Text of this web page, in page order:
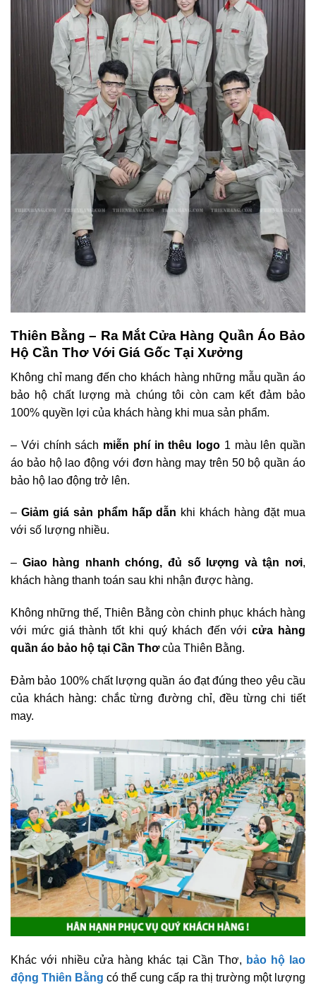
Thiên Bằng – Ra Mắt Cửa Hàng Quần Áo Bảo
Hộ Cần Thơ Với Giá Gốc Tại Xưởng
Không chỉ mang đến cho khách hàng những mẫu quần áo
bảo hộ chất lượng mà chúng tôi còn cam kết đảm bảo
100% quyền lợi của khách hàng khi mua sản phẩm.
– Với chính sách miễn phí in thêu logo 1 màu lên quần
áo bảo hộ lao động với đơn hàng may trên 50 bộ quần áo
bảo hộ lao động trở lên.
– Giảm giá sản phẩm hấp dẫn khi khách hàng đặt mua
với số lượng nhiều.
– Giao hàng nhanh chóng, đủ số lượng và tận nơi,
khách hàng thanh toán sau khi nhận được hàng.
Không những thế, Thiên Bằng còn chinh phục khách hàng
với mức giá thành tốt khi quý khách đến vớicửa hàng
quần áo bảo hộ tại Cần Thơcủa Thiên Bằng.
Đảm bảo 100% chất lượng quần áo đạt đúng theo yêu cầu
của khách hàng: chắc từng đường chỉ, đều từng chi tiết
may.
Khác với nhiều cửa hàng khác tại Cần Thơ, bảo hộ lao
động Thiên Bằng có thể cung cấp ra thị trường một lượng